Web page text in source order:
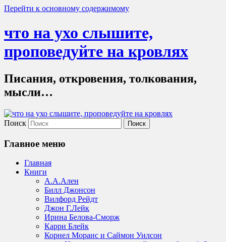
Перейти к основному содержимому
что на ухо слышите,
проповедуйте на кровлях
Писания, откровения, толкования,
мысли…
Поиск
Главное меню
Главная
Книги
А.А.Ален
Билл Джонсон
Вилфорд Рейдт
Джон Г.Лейк
Ирина Белова-Сморж
Карри Блейк
Корнел Мораис и Саймон Уилсон